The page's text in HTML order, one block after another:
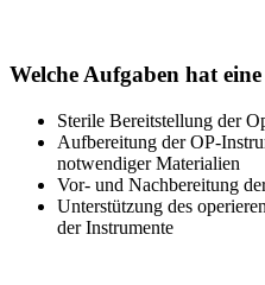
Welche Aufgaben hat
Sterile Bereitstellung der
Aufbereitung der OP-
notwendiger Materialien
Vor- und Nachbereitung
Unterstützung des
der Instrumente